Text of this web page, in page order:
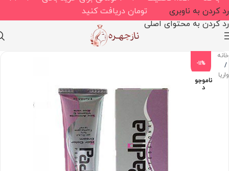
رد کردن به ناوبری
رد کردن به محتوای اصلی
تومان دریافت کنید
خانه
/
واریاسیون
-11%
ناموجو
د